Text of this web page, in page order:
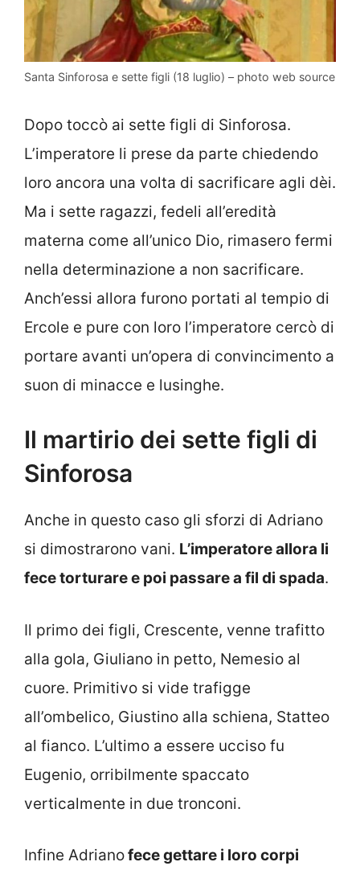
Santa Sinforosa e sette figli (18 luglio) – photo web source
Dopo toccò ai sette figli di Sinforosa.
L’imperatore li prese da parte chiedendo
loro ancora una volta di sacrificare agli dèi.
Ma i sette ragazzi, fedeli all’eredità
materna come all’unico Dio, rimasero fermi
nella determinazione a non sacrificare.
Anch’essi allora furono portati al tempio di
Ercole e pure con loro l’imperatore cercò di
portare avanti un’opera di convincimento a
suon di minacce e lusinghe.
Il martirio dei sette figli di
Sinforosa
Anche in questo caso gli sforzi di Adriano
si dimostrarono vani. L’imperatore allora li
fece torturare e poi passare a fil di spada.
Il primo dei figli, Crescente, venne trafitto
alla gola, Giuliano in petto, Nemesio al
cuore. Primitivo si vide trafigge
all’ombelico, Giustino alla schiena, Statteo
al fianco. L’ultimo a essere ucciso fu
Eugenio, orribilmente spaccato
verticalmente in due tronconi.
Infine Adrianofece gettare i loro corpi